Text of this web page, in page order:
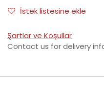
İstek listesine ekle
Şartlar ve Koşullar
Contact us for delivery